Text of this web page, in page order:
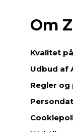
Om
Kvalitet
Udbud af
Regler